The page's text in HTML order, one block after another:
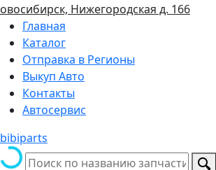
Нижегородская д. 166
Главная
Каталог
Отправка в Регионы
Выкуп Авто
Контакты
Автосервис
bibiparts